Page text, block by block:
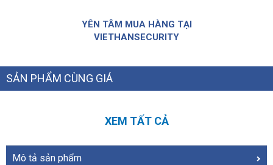
YÊN TÂM MUA HÀNG TẠI
VIETHANSECURITY
SẢN PHẨM CÙNG GIÁ
XEM TẤT CẢ
Mô tả sản phẩm